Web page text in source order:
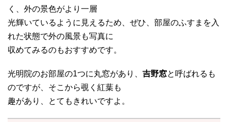
く、外の景色がより一層
光輝いているように見えるため、ぜひ、部屋のふすまを入
れた状態で外の風景も写真に
収めてみるのもおすすめです。
光明院のお部屋の1つに丸窓があり、 吉野窓と呼ばれるも
のですが、そこから覗く紅葉も
趣があり、とてもきれいですよ。